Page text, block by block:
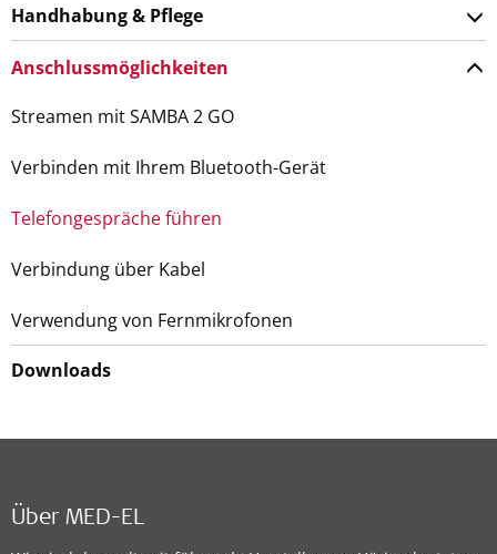
Handhabung & Pflege
Anschlussmöglichkeiten
Streamen mit SAMBA 2 GO
Verbinden mit Ihrem Bluetooth-Gerät
Telefongespräche führen
Verbindung über Kabel
Verwendung von Fernmikrofonen
Downloads
Über MED-EL